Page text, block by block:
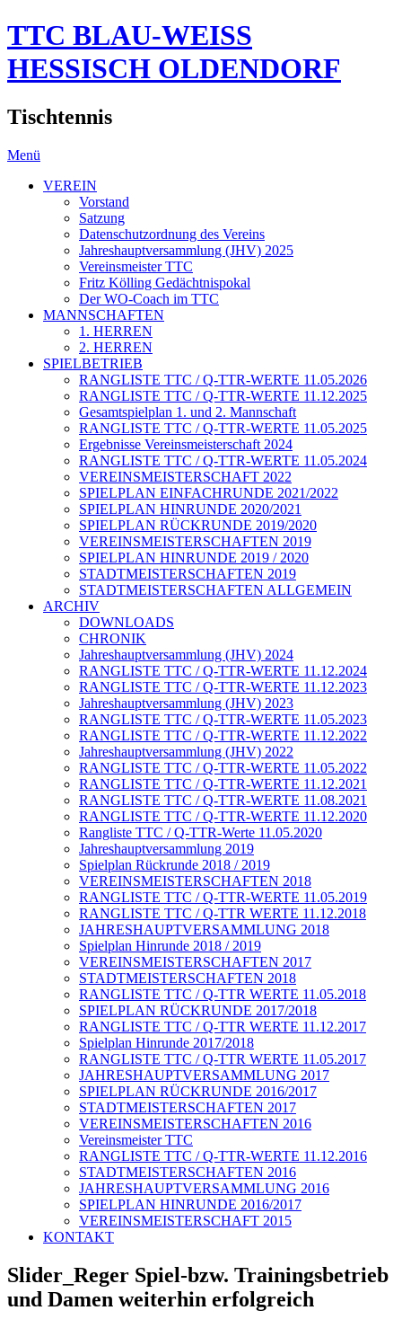
TTC BLAU-WEISS
HESSISCH OLDENDORF
Tischtennis
Menü
VEREIN
Vorstand
Satzung
Datenschutzordnung des Vereins
Jahreshauptversammlung (JHV) 2025
Vereinsmeister TTC
Fritz Kölling Gedächtnispokal
Der WO-Coach im TTC
MANNSCHAFTEN
1. HERREN
2. HERREN
SPIELBETRIEB
RANGLISTE TTC / Q-TTR-WERTE 11.05.2026
RANGLISTE TTC / Q-TTR-WERTE 11.12.2025
Gesamtspielplan 1. und 2. Mannschaft
RANGLISTE TTC / Q-TTR-WERTE 11.05.2025
Ergebnisse Vereinsmeisterschaft 2024
RANGLISTE TTC / Q-TTR-WERTE 11.05.2024
VEREINSMEISTERSCHAFT 2022
SPIELPLAN EINFACHRUNDE 2021/2022
SPIELPLAN HINRUNDE 2020/2021
SPIELPLAN RÜCKRUNDE 2019/2020
VEREINSMEISTERSCHAFTEN 2019
SPIELPLAN HINRUNDE 2019 / 2020
STADTMEISTERSCHAFTEN 2019
STADTMEISTERSCHAFTEN ALLGEMEIN
ARCHIV
DOWNLOADS
CHRONIK
Jahreshauptversammlung (JHV) 2024
RANGLISTE TTC / Q-TTR-WERTE 11.12.2024
RANGLISTE TTC / Q-TTR-WERTE 11.12.2023
Jahreshauptversammlung (JHV) 2023
RANGLISTE TTC / Q-TTR-WERTE 11.05.2023
RANGLISTE TTC / Q-TTR-WERTE 11.12.2022
Jahreshauptversammlung (JHV) 2022
RANGLISTE TTC / Q-TTR-WERTE 11.05.2022
RANGLISTE TTC / Q-TTR-WERTE 11.12.2021
RANGLISTE TTC / Q-TTR-WERTE 11.08.2021
RANGLISTE TTC / Q-TTR-WERTE 11.12.2020
Rangliste TTC / Q-TTR-Werte 11.05.2020
Jahreshauptversammlung 2019
Spielplan Rückrunde 2018 / 2019
VEREINSMEISTERSCHAFTEN 2018
RANGLISTE TTC / Q-TTR-WERTE 11.05.2019
RANGLISTE TTC / Q-TTR WERTE 11.12.2018
JAHRESHAUPTVERSAMMLUNG 2018
Spielplan Hinrunde 2018 / 2019
VEREINSMEISTERSCHAFTEN 2017
STADTMEISTERSCHAFTEN 2018
RANGLISTE TTC / Q-TTR WERTE 11.05.2018
SPIELPLAN RÜCKRUNDE 2017/2018
RANGLISTE TTC / Q-TTR WERTE 11.12.2017
Spielplan Hinrunde 2017/2018
RANGLISTE TTC / Q-TTR WERTE 11.05.2017
JAHRESHAUPTVERSAMMLUNG 2017
SPIELPLAN RÜCKRUNDE 2016/2017
STADTMEISTERSCHAFTEN 2017
VEREINSMEISTERSCHAFTEN 2016
Vereinsmeister TTC
RANGLISTE TTC / Q-TTR-WERTE 11.12.2016
STADTMEISTERSCHAFTEN 2016
JAHRESHAUPTVERSAMMLUNG 2016
SPIELPLAN HINRUNDE 2016/2017
VEREINSMEISTERSCHAFT 2015
KONTAKT
Slider_Reger Spiel-bzw. Trainingsbetrieb
und Damen weiterhin erfolgreich